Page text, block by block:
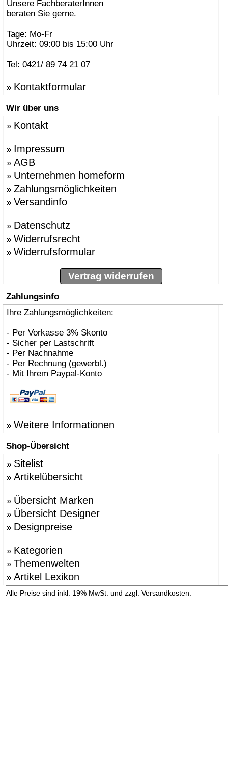
Unsere FachberaterInnen
beraten Sie gerne.
Tage: Mo-Fr
Uhrzeit: 09:00 bis 15:00 Uhr
Tel: 0421/ 89 74 21 07
» Kontaktformular
Wir über uns
» Kontakt
» Impressum
» AGB
» Unternehmen homeform
» Zahlungsmöglichkeiten
» Versandinfo
» Datenschutz
» Widerrufsrecht
» Widerrufsformular
Vertrag widerrufen
Zahlungsinfo
Ihre Zahlungsmöglichkeiten:
- Per Vorkasse 3% Skonto
- Sicher per Lastschrift
- Per Nachnahme
- Per Rechnung (gewerbl.)
- Mit Ihrem Paypal-Konto
» Weitere Informationen
Shop-Übersicht
» Sitelist
» Artikelübersicht
» Übersicht Marken
» Übersicht Designer
» Designpreise
» Kategorien
» Themenwelten
» Artikel Lexikon
Alle Preise sind inkl. 19% MwSt. und zzgl. Versandkosten.